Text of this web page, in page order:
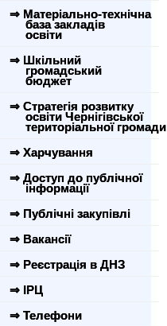
⇒ Матеріально-технічна
база закладів
освіти
⇒ Шкільний
громадський
бюджет
⇒ Стратегія розвитку
освіти Чернігівської
територіальної громади
⇒ Харчування
⇒ Доступ до публічної
інформації
⇒ Публічні закупівлі
⇒ Вакансії
⇒ Реєстрація в ДНЗ
⇒ ІРЦ
⇒ Телефони